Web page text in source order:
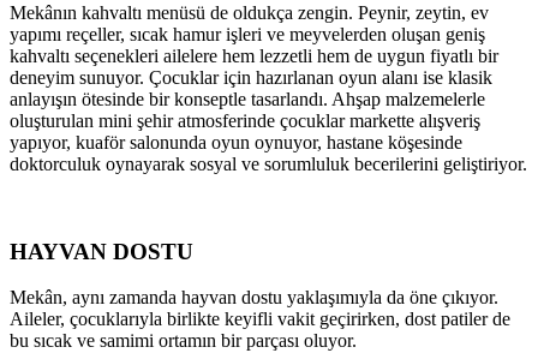
Mekânın kahvaltı menüsü de oldukça zengin. Peynir, zeytin, ev
yapımı reçeller, sıcak hamur işleri ve meyvelerden oluşan geniş
kahvaltı seçenekleri ailelere hem lezzetli hem de uygun fiyatlı bir
deneyim sunuyor. Çocuklar için hazırlanan oyun alanı ise klasik
anlayışın ötesinde bir konseptle tasarlandı. Ahşap malzemelerle
oluşturulan mini şehir atmosferinde çocuklar markette alışveriş
yapıyor, kuaför salonunda oyun oynuyor, hastane köşesinde
doktorculuk oynayarak sosyal ve sorumluluk becerilerini geliştiriyor.
HAYVAN DOSTU
Mekân, aynı zamanda hayvan dostu yaklaşımıyla da öne çıkıyor.
Aileler, çocuklarıyla birlikte keyifli vakit geçirirken, dost patiler de
bu sıcak ve samimi ortamın bir parçası oluyor.